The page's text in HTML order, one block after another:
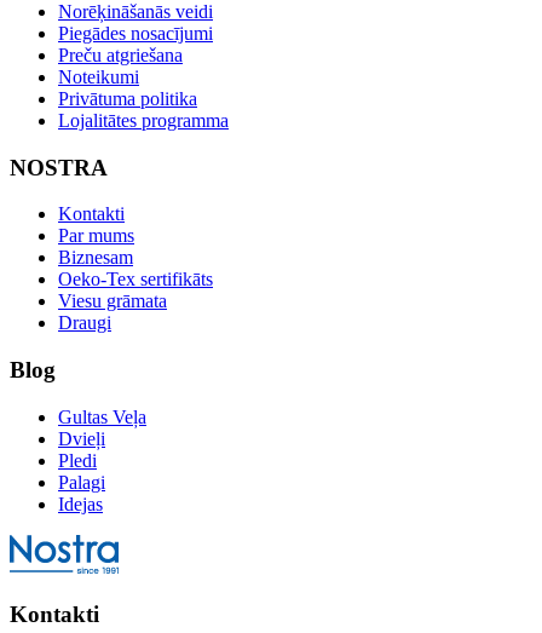
Norēķināšanās veidi
Piegādes nosacījumi
Preču atgriešana
Noteikumi
Privātuma politika
Lojalitātes programma
NOSTRA
Kontakti
Par mums
Biznesam
Oeko-Tex sertifikāts
Viesu grāmata
Draugi
Blog
Gultas Veļa
Dvieļi
Pledi
Palagi
Idejas
Kontakti